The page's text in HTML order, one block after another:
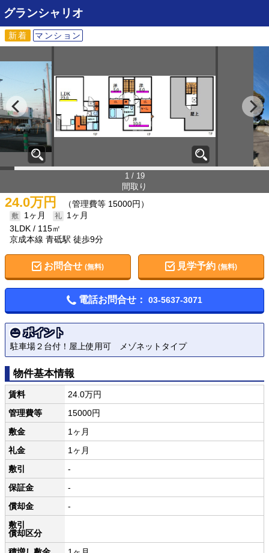
グランシャリオ
新着 マンション
1 / 19
間取り
24.0万円 （管理費等 15000円）
1ヶ月
1ヶ月
3LDK
115㎡
京成本線 青砥駅 徒歩9分
お問合せ (無料) 見学予約(無料)
電話お問合せ： 03-5637-3071
ポイント
駐車場２台付！屋上使用可 メゾネットタイプ
物件基本情報
賃料
24.0万円
管理費等
15000円
敷金
1ヶ月
礼金
1ヶ月
敷引
-
保証金
-
償却金
-
敷引
償却区分